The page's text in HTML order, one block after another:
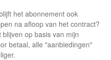
het abonnement ook
na afloop van het contract?
op basis van mijn
betaal, alle "aanbiedingen"